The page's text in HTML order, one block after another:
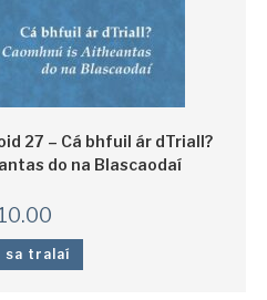
27 – Cá bhfuil ár dTriall?
do na Blascaodaí
sa tralaí